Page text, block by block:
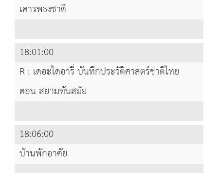
เคารพธงชาติ
18:01:00
R : เดอะไดอารี่ บันทึกประวัติศาสตร์ชาติไทย
ตอน สยามทันสมัย
18:06:00
บ้านพักอาศัย